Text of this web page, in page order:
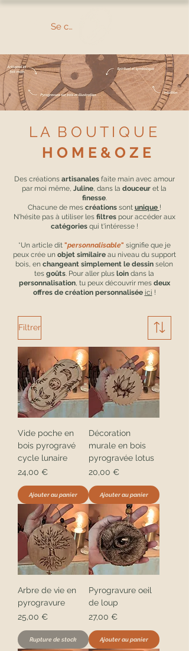
Se connecter
L A B O U T I Q U E
H O M E & O Z E
Des créations artisanales faite main avec amour
par moi même, Juline, dans la douceur et la
finesse.
Chacune de mes créations sont unique !
N'hésite pas à utiliser les filtres pour accéder aux
catégories qui t'intéresse !
*Un article dit "personnalisable" signifie que je
peux crée un objet similaireau niveau du support
bois, en changeant simplement le dessin selon
tes goûts. Pour aller plus loin dans la
personnalisation, tu peux découvrir mes deux
offres de création personnalisée ici !
Filtrer
Vide poche en
bois pyrogravé
cycle lunaire
Prix
24,00 €
Ajouter au panier
Décoration
murale en bois
pyrogravée lotus
Prix
20,00 €
Ajouter au panier
Arbre de vie en
pyrogravure
Prix
25,00 €
Rupture de stock
Pyrogravure oeil
de loup
Prix
27,00 €
Ajouter au panier